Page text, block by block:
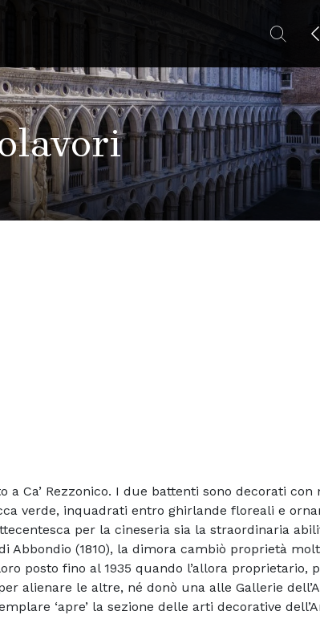
Ca’ Rezzonico. I due battenti sono decorati
verde, inquadrati entro ghirlande floreali e
per la cineseria sia la straordinaria
Abbondio (1810), la dimora cambiò proprietà
posto fino al 1935 quando l’allora proprietario,
alienare le altre, né donò una alle Gallerie
‘apre’ la sezione delle arti decorative